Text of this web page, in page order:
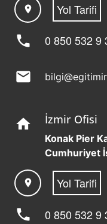
location_on Yol Tarifi
phone 0 850 532 9
mail
home İzmir Ofisi
Konak Pier
Cumhuriyet
location_on Yol Tarifi
phone 0 850 532 9